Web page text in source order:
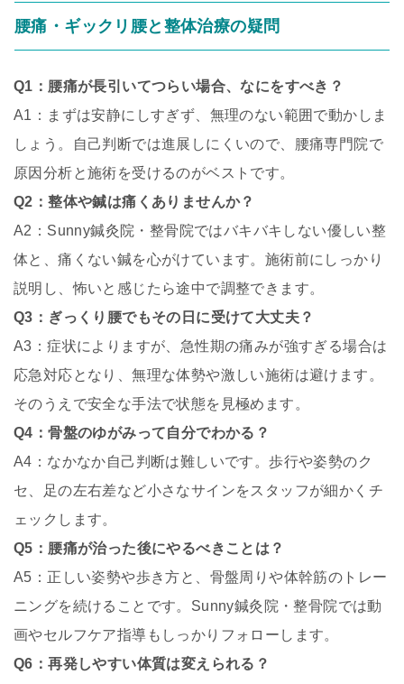
腰痛・ギックリ腰と整体治療の疑問
Q1：腰痛が長引いてつらい場合、なにをすべき？
A1：まずは安静にしすぎず、無理のない範囲で動かしま
しょう。自己判断では進展しにくいので、腰痛専門院で
原因分析と施術を受けるのがベストです。
Q2：整体や鍼は痛くありませんか？
A2：Sunny鍼灸院・整骨院ではバキバキしない優しい整
体と、痛くない鍼を心がけています。施術前にしっかり
説明し、怖いと感じたら途中で調整できます。
Q3：ぎっくり腰でもその日に受けて大丈夫？
A3：症状によりますが、急性期の痛みが強すぎる場合は
応急対応となり、無理な体勢や激しい施術は避けます。
そのうえで安全な手法で状態を見極めます。
Q4：骨盤のゆがみって自分でわかる？
A4：なかなか自己判断は難しいです。歩行や姿勢のク
セ、足の左右差など小さなサインをスタッフが細かくチ
ェックします。
Q5：腰痛が治った後にやるべきことは？
A5：正しい姿勢や歩き方と、骨盤周りや体幹筋のトレー
ニングを続けることです。Sunny鍼灸院・整骨院では動
画やセルフケア指導もしっかりフォローします。
Q6：再発しやすい体質は変えられる？